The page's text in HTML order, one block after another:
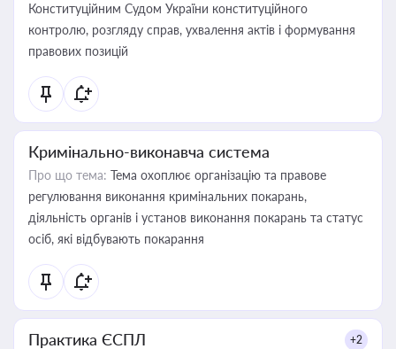
Конституційним Судом України конституційного
контролю, розгляду справ, ухвалення актів і формування
правових позицій
Кримінально-виконавча система
Про що тема: Тема охоплює організацію та правове
регулювання виконання кримінальних покарань,
діяльність органів і установ виконання покарань та статус
осіб, які відбувають покарання
Практика ЄСПЛ +2